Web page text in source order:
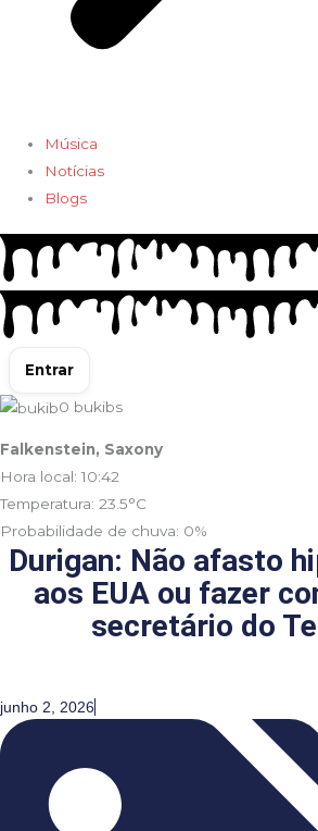
Música
Notícias
Blogs
Entrar
0 bukibs
Falkenstein, Saxony
Hora local: 10:42
Temperatura: 23.5°C
Probabilidade de chuva: 0%
Durigan: Não afasto
aos EUA ou fazer
secretário do
junho 2, 2026